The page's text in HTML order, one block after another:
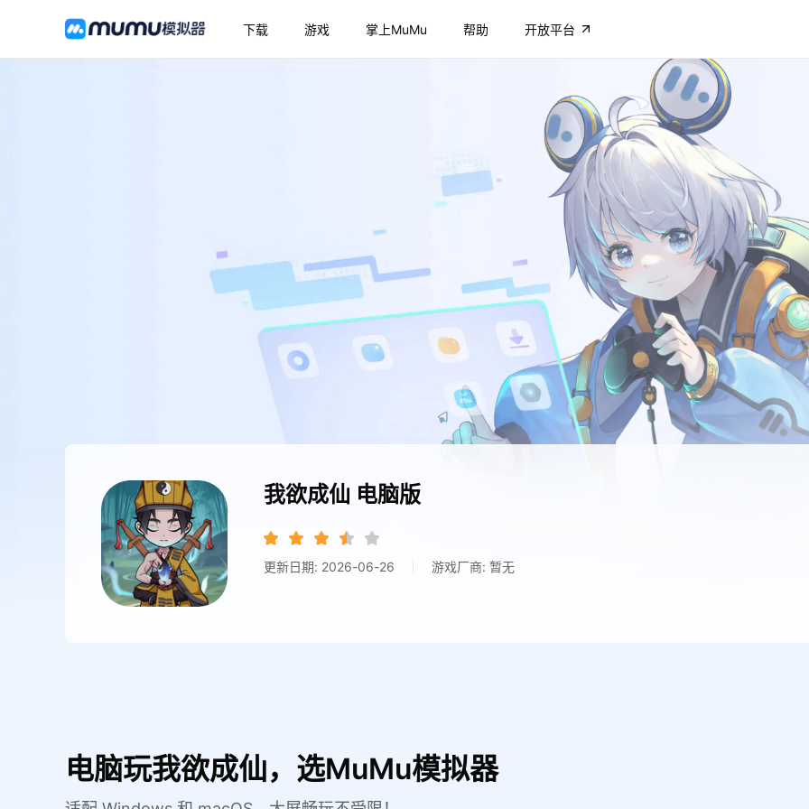
下载 游戏 掌上MuMu 帮助 开放平台
我欲成仙 电脑版
更新日期: 2026-06-26 游戏厂商: 暂无
电脑玩我欲成仙，选MuMu模拟器